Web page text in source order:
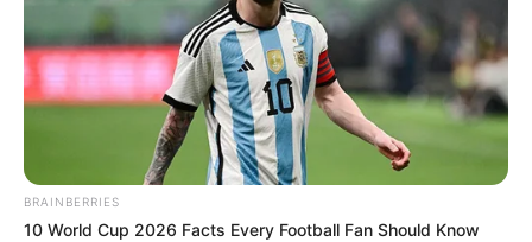
BRAINBERRIES
10 World Cup 2026 Facts Every Football Fan Should Know